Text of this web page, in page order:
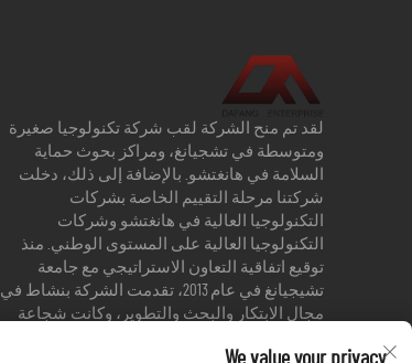
لقد تم منح الشركة لقب شركة تكنولوجيا صغيرة
ومتوسطة في تشجيانغ، ومراكز بحوث حماية
السلامة في هانغتشو. بالإضافة إلى ذلك، دخلت
شركتنا مرحلة التقييم الخاصة بشركات
التكنولوجيا العالية في هانغتشو وشركات
التكنولوجيا العالية على المستوى الوطني. منذ
توقيع اتفاقية التعاون الاستراتيجي مع جامعة
تشيجيانغ في عام 2013، تقدمت الشركة بنشاط في
مجال الابتكار والبحث والتطوير، وكانت شجاعة
We value your privacy